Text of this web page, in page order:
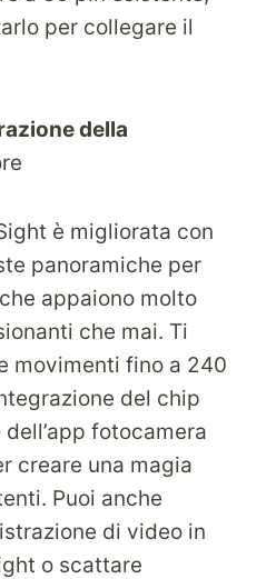
per collegare il
della
è migliorata con
panoramiche per
appaiono molto
che mai. Ti
movimenti fino a 240
del chip
fotocamera
creare una magia
Puoi anche
di video in
o scattare